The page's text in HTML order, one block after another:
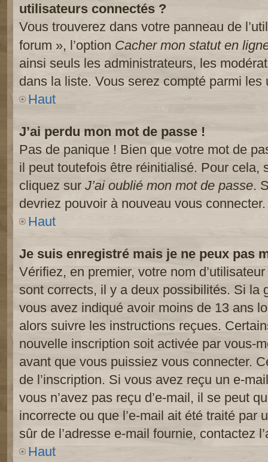
utilisateurs connectés ?
Vous trouverez dans votre panneau de
forum », l’option Cacher mon statut en
ainsi seuls les administrateurs, les
dans la liste. Vous serez compté parmi
Haut
J’ai perdu mon mot de passe !
Pas de panique ! Bien que votre mot de
il peut toutefois être réinitialisé. Pour cela,
cliquez sur J’ai oublié mon mot de passe.
devriez pouvoir à nouveau vous connecter.
Haut
Je suis enregistré mais je ne peux pas
Vérifiez, en premier, votre nom
sont corrects, il y a deux possibilités. Si la
vous avez indiqué avoir moins de 13 ans
alors suivre les instructions reçues.
nouvelle inscription soit activée par vous-
avant que vous puissiez vous connecter.
de l’inscription. Si vous avez reçu un e-
vous n’avez pas reçu d’e-mail, il se peut
incorrecte ou que l’e-mail ait été traité par
sûr de l’adresse e-mail fournie, contactez
Haut